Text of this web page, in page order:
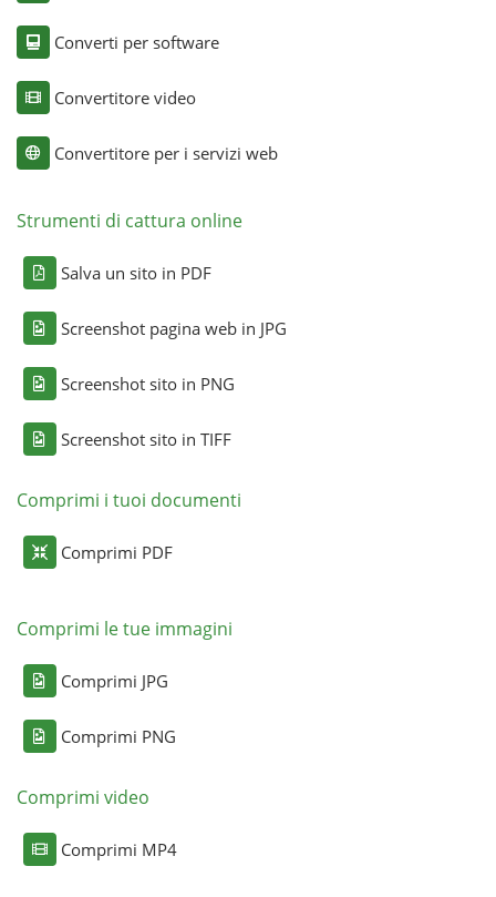
Converti per software
Convertitore video
Convertitore per i servizi web
Strumenti di cattura online
Salva un sito in PDF
Screenshot pagina web in JPG
Screenshot sito in PNG
Screenshot sito in TIFF
Comprimi i tuoi documenti
Comprimi PDF
Comprimi le tue immagini
Comprimi JPG
Comprimi PNG
Comprimi video
Comprimi MP4